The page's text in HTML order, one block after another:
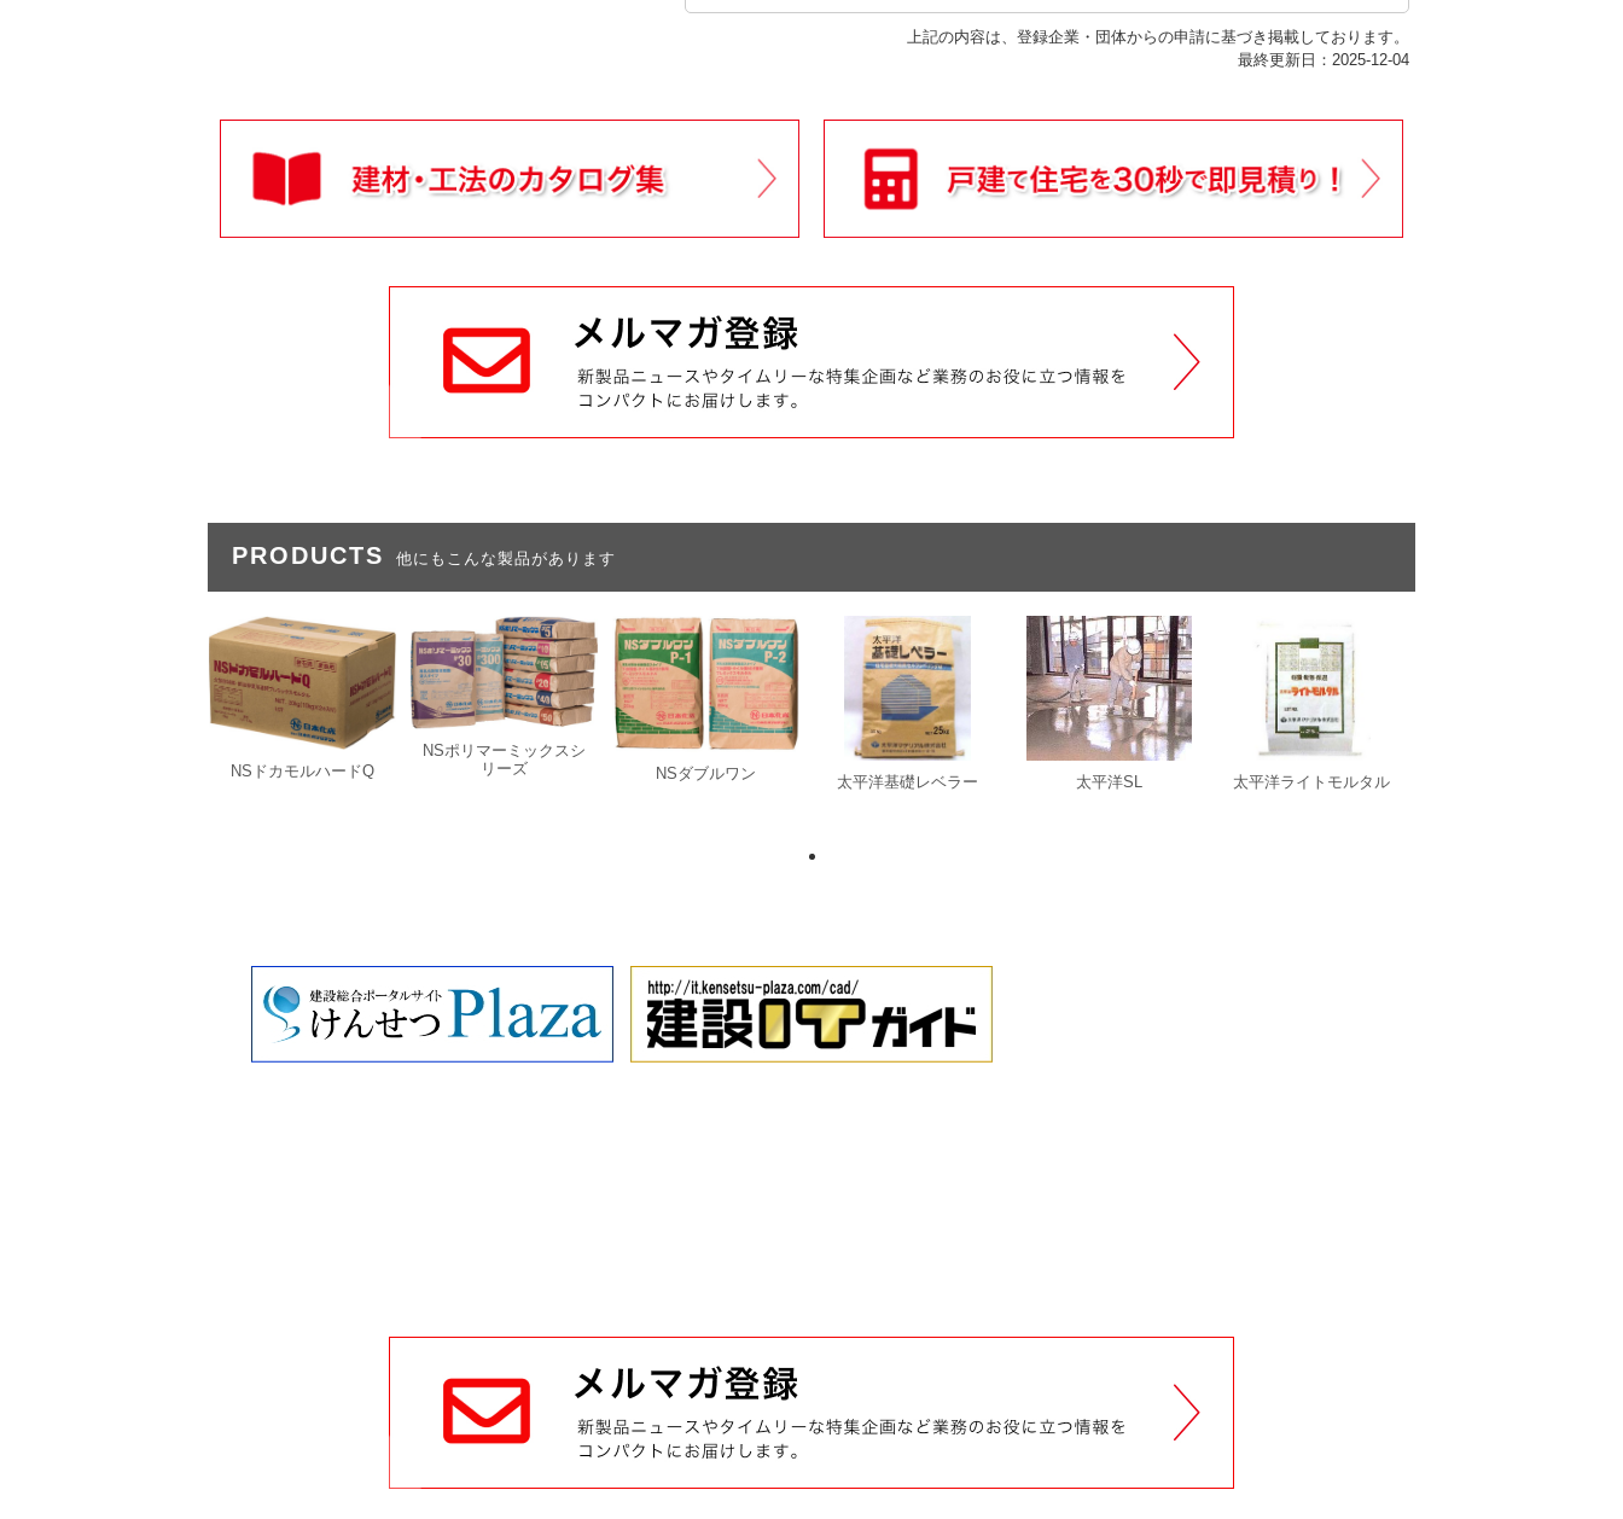
上記の内容は、登録企業・団体からの申請に基づき掲載しております。
最終更新日：2025-12-04
PRODUCTS 他にもこんな製品があります
NSドカモルハードQ
NSポリマーミックスシ
リーズ
NSダブルワン 太平洋基礎レベラー 太平洋SL 太平洋ライトモルタル